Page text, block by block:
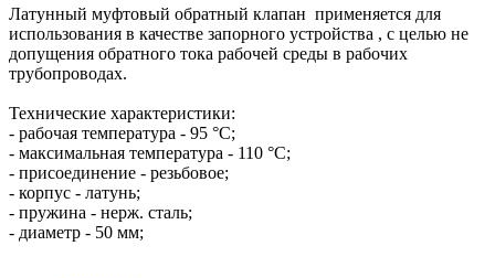
Латунный муфтовый обратный клапан применяется для
использования в качестве запорного устройства , с целью не
допущения обратного тока рабочей среды в рабочих
трубопроводах.
Технические характеристики:
- рабочая температура - 95 °C;
- максимальная температура - 110 °C;
- присоединение - резьбовое;
- корпус - латунь;
- пружина - нерж. сталь;
- диаметр - 50 мм;